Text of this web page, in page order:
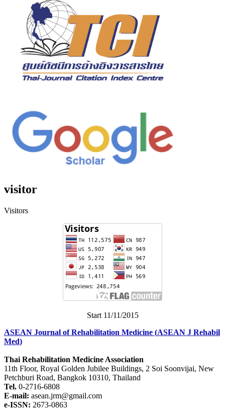
visitor
Visitors
Start 11/11/2015
ASEAN Journal of Rehabilitation Medicine (ASEAN J Rehabil
Med)
Thai Rehabilitation Medicine Association
11th Floor, Royal Golden Jubilee Buildings, 2 Soi Soonvijai, New
Petchburi Road, Bangkok 10310, Thailand
Tel. 0-2716-6808
E-mail: asean.jrm@gmail.com
e-ISSN: 2673-0863